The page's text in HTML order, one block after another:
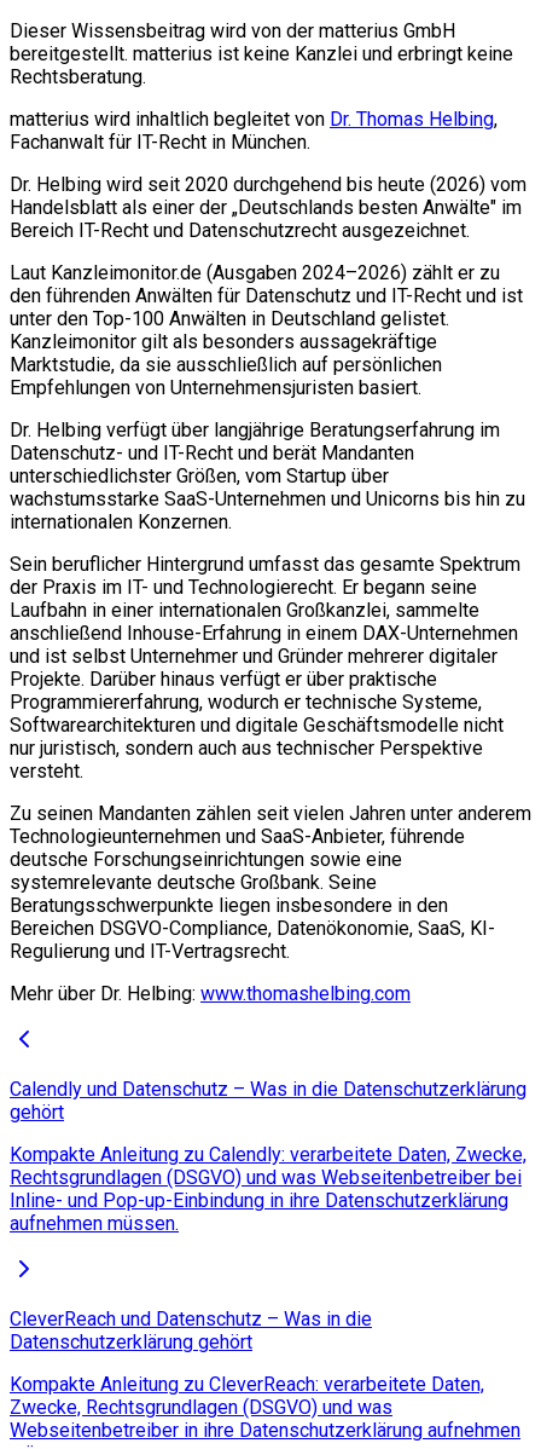
Dieser Wissensbeitrag wird von der matterius GmbH
bereitgestellt. matterius ist keine Kanzlei und erbringt keine
Rechtsberatung.
matterius wird inhaltlich begleitet von Dr. Thomas Helbing,
Fachanwalt für IT-Recht in München.
Dr. Helbing wird seit 2020 durchgehend bis heute (2026) vom
Handelsblatt als einer der „Deutschlands besten Anwälte" im
Bereich IT-Recht und Datenschutzrecht ausgezeichnet.
Laut Kanzleimonitor.de (Ausgaben 2024–2026) zählt er zu
den führenden Anwälten für Datenschutz und IT-Recht und ist
unter den Top-100 Anwälten in Deutschland gelistet.
Kanzleimonitor gilt als besonders aussagekräftige
Marktstudie, da sie ausschließlich auf persönlichen
Empfehlungen von Unternehmensjuristen basiert.
Dr. Helbing verfügt über langjährige Beratungserfahrung im
Datenschutz- und IT-Recht und berät Mandanten
unterschiedlichster Größen, vom Startup über
wachstumsstarke SaaS-Unternehmen und Unicorns bis hin zu
internationalen Konzernen.
Sein beruflicher Hintergrund umfasst das gesamte Spektrum
der Praxis im IT- und Technologierecht. Er begann seine
Laufbahn in einer internationalen Großkanzlei, sammelte
anschließend Inhouse-Erfahrung in einem DAX-Unternehmen
und ist selbst Unternehmer und Gründer mehrerer digitaler
Projekte. Darüber hinaus verfügt er über praktische
Programmiererfahrung, wodurch er technische Systeme,
Softwarearchitekturen und digitale Geschäftsmodelle nicht
nur juristisch, sondern auch aus technischer Perspektive
versteht.
Zu seinen Mandanten zählen seit vielen Jahren unter anderem
Technologieunternehmen und SaaS-Anbieter, führende
deutsche Forschungseinrichtungen sowie eine
systemrelevante deutsche Großbank. Seine
Beratungsschwerpunkte liegen insbesondere in den
Bereichen DSGVO-Compliance, Datenökonomie, SaaS, KI-
Regulierung und IT-Vertragsrecht.
Mehr über Dr. Helbing: www.thomashelbing.com
Calendly und Datenschutz – Was in die Datenschutzerklärung
gehört
Kompakte Anleitung zu Calendly: verarbeitete Daten, Zwecke,
Rechtsgrundlagen (DSGVO) und was Webseitenbetreiber bei
Inline- und Pop-up-Einbindung in ihre Datenschutzerklärung
aufnehmen müssen.
CleverReach und Datenschutz – Was in die
Datenschutzerklärung gehört
Kompakte Anleitung zu CleverReach: verarbeitete Daten,
Zwecke, Rechtsgrundlagen (DSGVO) und was
Webseitenbetreiber in ihre Datenschutzerklärung aufnehmen